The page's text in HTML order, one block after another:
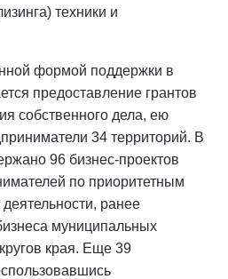
техники и
формой поддержки в
предоставление грантов
собственного дела, ею
34 территорий. В
96 бизнес-проектов
по приоритетным
ранее
муниципальных
края. Еще 39